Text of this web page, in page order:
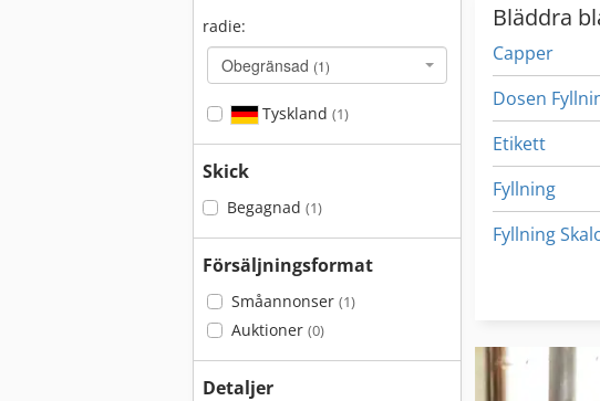
radie:
Obegränsad (1)
Tyskland (1)
Skick
Begagnad (1)
Försäljningsformat
Småannonser (1)
Auktioner (0)
Detaljer
Bläddra
Capper
Dosen
Etikett
Fyllning
Fyllning
Förpackning